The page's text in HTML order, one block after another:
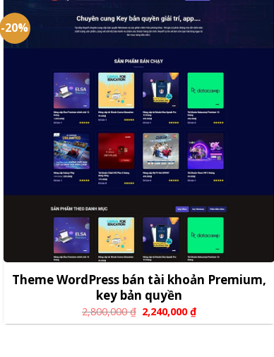
-20%
Theme WordPress bán tài khoản Premium,
key bản quyền
2,800,000₫ 2,240,000₫